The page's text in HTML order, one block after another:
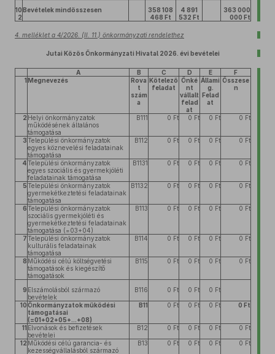
10
2
Bevételek mindösszesen
358 108
468 Ft
4 891
532 Ft
363 000
000 Ft
4. melléklet a 4/2026. (II. 11.) önkormányzati rendelethez
Jutai Közös Önkormányzati Hivatal 2026. évi bevételei
A B C D E
F
1Megnevezés
Rova
t
szám
a
Kötelező
feladat
Önké
nt
vállalt
felad
at
Állami
g.
Felad
at
Összese
n
2 Helyi önkormányzatok
működésének általános
támogatása
B111 0 Ft 0 Ft 0 Ft 0 Ft
3 Települési önkormányzatok
egyes köznevelési feladatainak
támogatása
B112 0 Ft 0 Ft 0 Ft 0 Ft
4 Települési önkormányzatok
egyes szociális és gyermekjóléti
feladatainak támogatása
B1131 0 Ft 0 Ft 0 Ft 0 Ft
5 Települési önkormányzatok
gyermekétkeztetési feladatainak
támogatása
B1132 0 Ft 0 Ft 0 Ft 0 Ft
6 Települési önkormányzatok
szociális gyermekjóléti és
gyermekétkeztetési feladatainak
támogatása (=03+04)
B113 0 Ft 0 Ft 0 Ft 0 Ft
7 Települési önkormányzatok
kulturális feladatainak
támogatása
B114 0 Ft 0 Ft 0 Ft 0 Ft
8 Működési célú költségvetési
támogatások és kiegészítő
támogatások
B115 0 Ft 0 Ft 0 Ft 0 Ft
9 Elszámolásból származó
bevételek
B116 0 Ft 0 Ft 0 Ft
10Önkormányzatok működési
támogatásai
(=01+02+05+...+08)
B11 0 Ft 0 Ft 0 Ft 0 Ft
11 Elvonások és befizetések
bevételei
B12 0 Ft 0 Ft 0 Ft 0 Ft
12 Működési célú garancia- és
kezességvállalásból származó
B13 0 Ft 0 Ft 0 Ft 0 Ft